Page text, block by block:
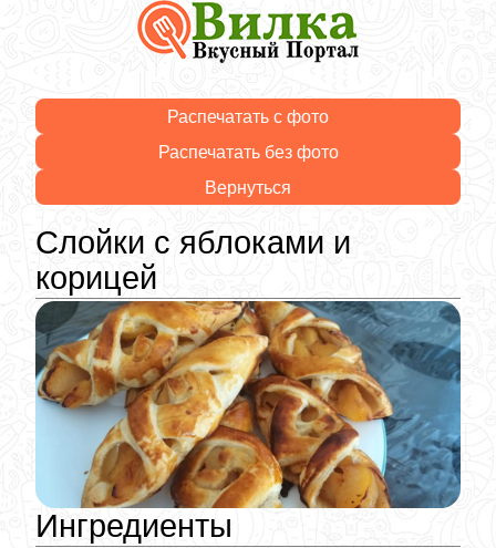
Распечатать с фото
Распечатать без фото
Вернуться
Слойки с яблоками и
корицей
Ингредиенты